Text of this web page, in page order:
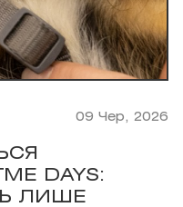
09 Чер, 2026
DAYS:
ЛИШЕ